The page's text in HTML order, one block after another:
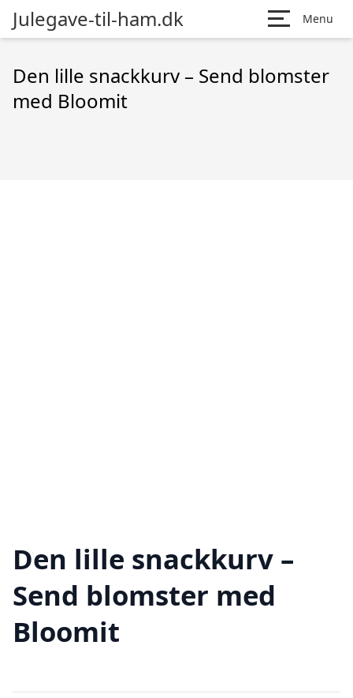
Julegave-til-ham.dk Menu
Den lille snackkurv – Send blomster
med Bloomit
Den lille snackkurv –
Send blomster med
Bloomit